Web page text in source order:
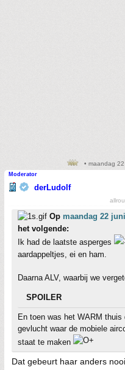
• maandag
Moderator
derLudolf
Op maandag 22
het volgende:
Ik had de laatste asperges
aardappeltjes, ei en ham.
Daarna ALV, waarbij we
SPOILER
En toen was het WARM
gevlucht waar de mobiele
staat te maken
Dat gebeurt haar anders